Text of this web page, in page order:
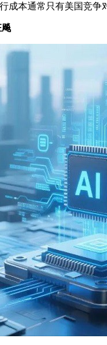
成本通常只有美国竞
飚